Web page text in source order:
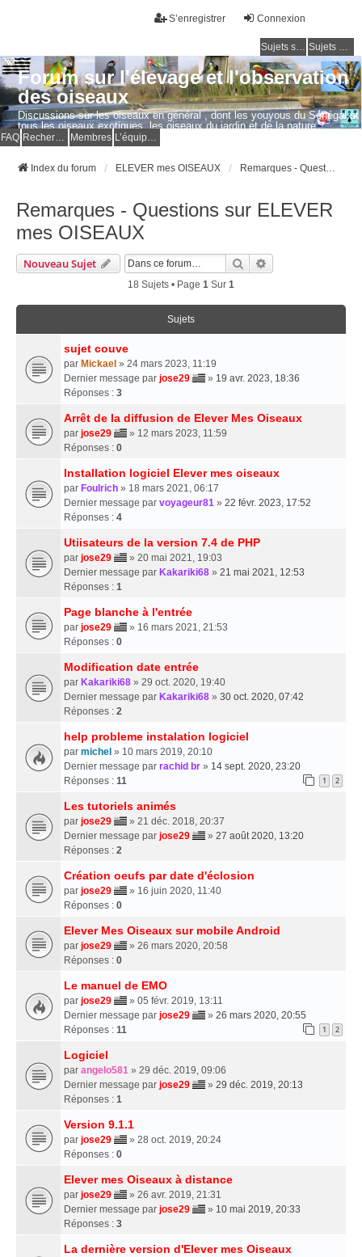
Connexion
S’enregistrer
Sujets sans réponse Sujets actifs
Forum sur l'élevage et l'observation
des oiseaux
Discussions sur les oiseaux en général , dont les youyous du Sénégal et
tous les oiseaux exotiques, les oiseaux du jardin et de la nature.
Questions, photos, expériences.
FAQ Membres
Index du forum ELEVER mes OISEAUX
Remarques - Questions sur ELEVER
mes OISEAUX
Nouveau Sujet Rechercher
18 Sujets • Page 1 Sur 1
Sujets
sujet couve
par Mickael » 24 mars 2023, 11:19
Dernier message par jose29 » 19 avr. 2023, 18:36
Réponses : 3
Arrêt de la diffusion de Elever Mes Oiseaux
par jose29
» 12 mars 2023, 11:59
Réponses : 0
Installation logiciel Elever mes oiseaux
par Foulrich » 18 mars 2021, 06:17
Dernier message par voyageur81 » 22 févr. 2023, 17:52
Réponses : 4
Utiisateurs de la version 7.4 de PHP
par jose29
» 20 mai 2021, 19:03
Dernier message par Kakariki68 » 21 mai 2021, 12:53
Réponses : 1
Page blanche à l'entrée
par jose29
» 16 mars 2021, 21:53
Réponses : 0
Modification date entrée
par Kakariki68 » 29 oct. 2020, 19:40
Dernier message par Kakariki68 » 30 oct. 2020, 07:42
Réponses : 2
help probleme instalation logiciel
par michel » 10 mars 2019, 20:10
Dernier message par rachid br » 14 sept. 2020, 23:20
Réponses : 11 1 2
Les tutoriels animés
par jose29
» 21 déc. 2018, 20:37
Dernier message par jose29 » 27 août 2020, 13:20
Réponses : 2
Création oeufs par date d'éclosion
par jose29
» 16 juin 2020, 11:40
Réponses : 0
Elever Mes Oiseaux sur mobile Android
par jose29
» 26 mars 2020, 20:58
Réponses : 0
Le manuel de EMO
par jose29
» 05 févr. 2019, 13:11
Dernier message par jose29 » 26 mars 2020, 20:55
Réponses : 11 1 2
Logiciel
par angelo581 » 29 déc. 2019, 09:06
Dernier message par jose29 » 29 déc. 2019, 20:13
Réponses : 1
Version 9.1.1
par jose29
» 28 oct. 2019, 20:24
Réponses : 0
Elever mes Oiseaux à distance
par jose29
» 26 avr. 2019, 21:31
Dernier message par jose29 » 10 mai 2019, 20:33
Réponses : 3
La dernière version d'Elever mes Oiseaux